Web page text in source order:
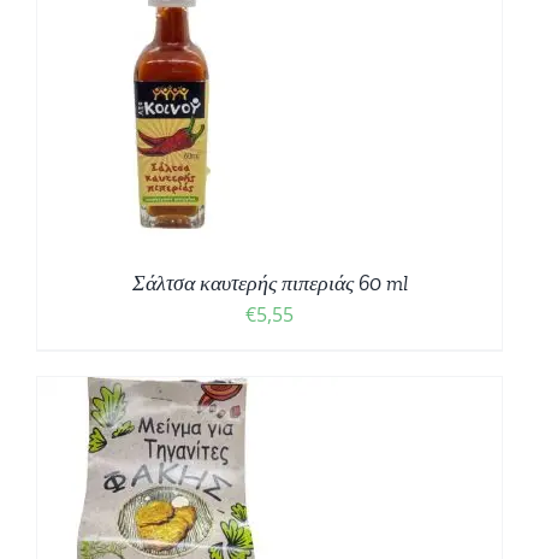
Σάλτσα καυτερής πιπεριάς 60 ml
€5,55